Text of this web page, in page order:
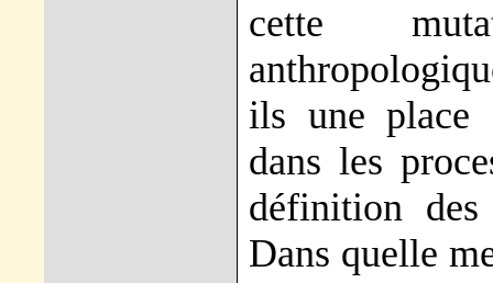
cette
ils une place
dans les
définition des
Dans quelle